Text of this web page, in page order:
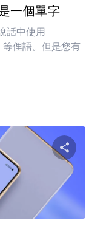
一個單字
話中使用
等俚語。但是您有